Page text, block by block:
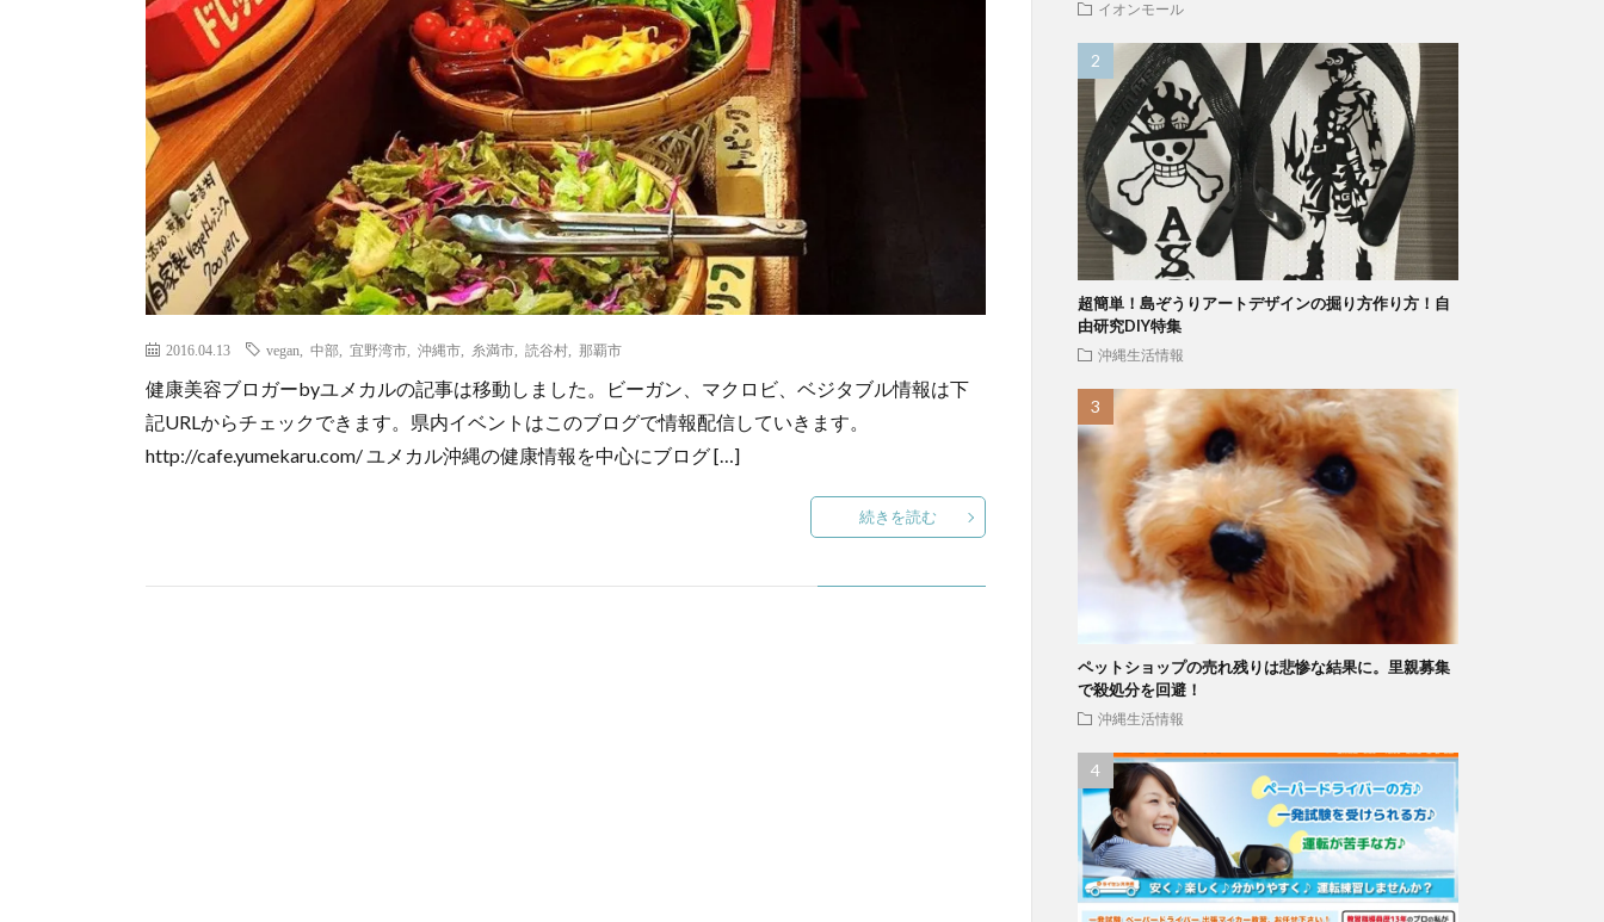
2016.04.13 vegan 中部 宜野湾市 沖縄市 糸満市 読谷村 那覇市
健康美容ブロガーbyユメカルの記事は移動しました。ビーガン、マクロビ、ベジタブル情報は下
記URLからチェックできます。県内イベントはこのブログで情報配信していきます。
http://cafe.yumekaru.com/ ユメカル沖縄の健康情報を中心にブログ […]
続きを読む
イオンモール
超簡単！島ぞうりアートデザインの掘り方作り方！自
由研究DIY特集
沖縄生活情報
ペットショップの売れ残りは悲惨な結果に。里親募集
で殺処分を回避！
沖縄生活情報